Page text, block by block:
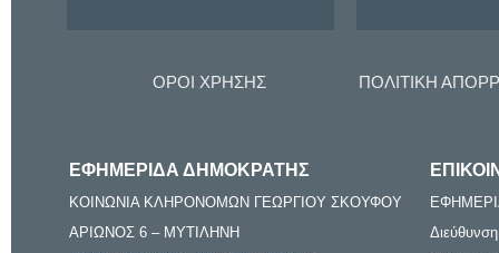
ΟΡΟΙ ΧΡΗΣΗΣ ΠΟΛΙΤΙΚΗ
ΕΦΗΜΕΡΙΔΑ ΔΗΜΟΚΡΑΤΗΣ
ΚΟΙΝΩΝΙΑ ΚΛΗΡΟΝΟΜΩΝ ΓΕΩΡΓΙΟΥ ΣΚΟΥΦΟΥ
ΑΡΙΩΝΟΣ 6 – ΜΥΤΙΛΗΝΗ